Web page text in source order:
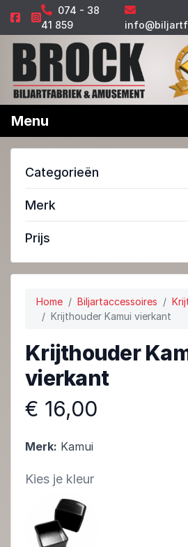
074 - 38
41 859
Menu
Categorieën
Merk
Prijs
Home Biljartaccessoires
Krijthouder Kamui vierkant
Krijthouder
vierkant
€ 16,00
Merk: Kamui
Kies je kleur